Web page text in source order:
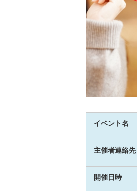
イベント名
主催者連絡先
開催日時